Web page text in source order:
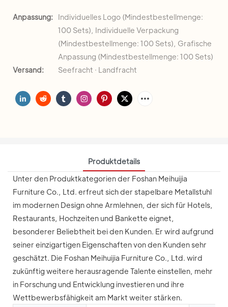
Anpassung:
Individuelles Logo (Mindestbestellmenge:
100 Sets), Individuelle Verpackung
(Mindestbestellmenge: 100 Sets), Grafische
Anpassung (Mindestbestellmenge: 100 Sets)
Versand:
Seefracht · Landfracht
Produktdetails
Unter den Produktkategorien der Foshan Meihuijia
Furniture Co., Ltd. erfreut sich der stapelbare Metallstuhl
im modernen Design ohne Armlehnen, der sich für Hotels,
Restaurants, Hochzeiten und Bankette eignet,
besonderer Beliebtheit bei den Kunden. Er wird aufgrund
seiner einzigartigen Eigenschaften von den Kunden sehr
geschätzt. Die Foshan Meihuijia Furniture Co., Ltd. wird
zukünftig weitere herausragende Talente einstellen, mehr
in Forschung und Entwicklung investieren und ihre
Wettbewerbsfähigkeit am Markt weiter stärken.